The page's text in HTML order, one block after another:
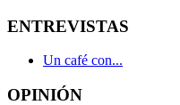
ENTREVISTAS
Un café con...
OPINIÓN